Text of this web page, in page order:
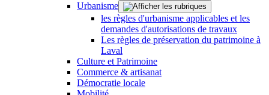
Urbanisme
les règles d'urbanisme applicables et les
demandes d'autorisations de travaux
Les règles de préservation du patrimoine à
Laval
Culture et Patrimoine
Commerce & artisanat
Démocratie locale